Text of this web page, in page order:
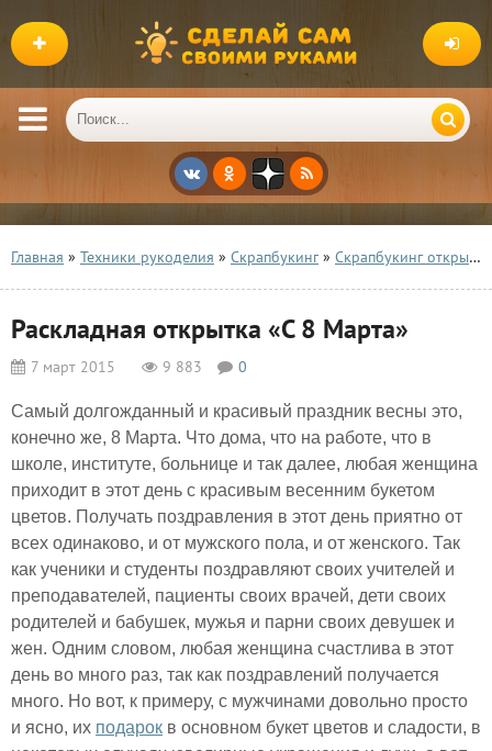
Главная » Техники рукоделия » Скрапбукинг» Скрапбукинг открытки
Раскладная открытка «С 8 Марта»
7 март 2015 9 883 0
Самый долгожданный и красивый праздник весны это,
конечно же, 8 Марта. Что дома, что на работе, что в
школе, институте, больнице и так далее, любая женщина
приходит в этот день с красивым весенним букетом
цветов. Получать поздравления в этот день приятно от
всех одинаково, и от мужского пола, и от женского. Так
как ученики и студенты поздравляют своих учителей и
преподавателей, пациенты своих врачей, дети своих
родителей и бабушек, мужья и парни своих девушек и
жен. Одним словом, любая женщина счастлива в этот
день во много раз, так как поздравлений получается
много. Но вот, к примеру, с мужчинами довольно просто
и ясно, их подарок в основном букет цветов и сладости, в